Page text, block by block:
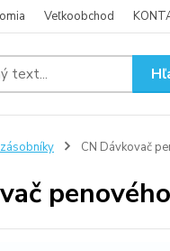
Veľkoobchod
CN Dávkovač